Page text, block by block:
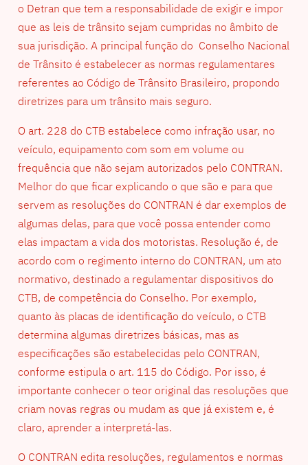
o Detran que tem a responsabilidade de exigir e impor
que as leis de trânsito sejam cumpridas no âmbito de
sua jurisdição. A principal função do Conselho Nacional
de Trânsito é estabelecer as normas regulamentares
referentes ao Código de Trânsito Brasileiro, propondo
diretrizes para um trânsito mais seguro.
O art. 228 do CTB estabelece como infração usar, no
veículo, equipamento com som em volume ou
frequência que não sejam autorizados pelo CONTRAN.
Melhor do que ficar explicando o que são e para que
servem as resoluções do CONTRAN é dar exemplos de
algumas delas, para que você possa entender como
elas impactam a vida dos motoristas. Resolução é, de
acordo com o regimento interno do CONTRAN, um ato
normativo, destinado a regulamentar dispositivos do
CTB, de competência do Conselho. Por exemplo,
quanto às placas de identificação do veículo, o CTB
determina algumas diretrizes básicas, mas as
especificações são estabelecidas pelo CONTRAN,
conforme estipula o art. 115 do Código. Por isso, é
importante conhecer o teor original das resoluções que
criam novas regras ou mudam as que já existem e, é
claro, aprender a interpretá-las.
O CONTRAN edita resoluções, regulamentos e normas